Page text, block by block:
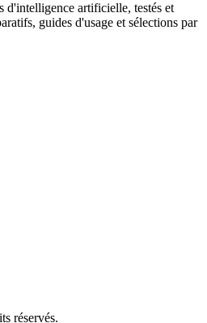
d'intelligence artificielle, testés et
guides d'usage et sélections par
réservés.